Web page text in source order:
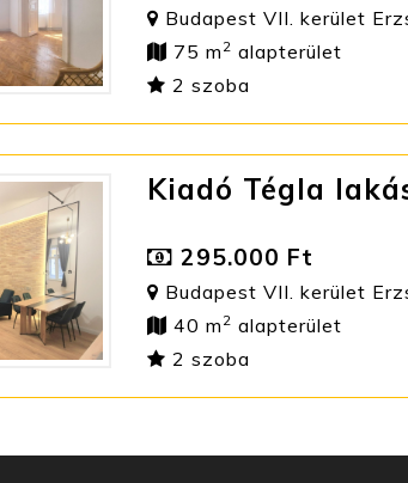
Budapest VII. kerület
75 m 2 alapterület
2 szoba
Kiadó Tégla
295.000 Ft
Budapest VII. kerület
40 m 2 alapterület
2 szoba